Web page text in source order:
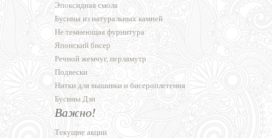
Эпоксидная смола
Бусины из натуральных камней
Не темнеющая фурнитура
Японский бисер
Речной жемчуг, перламутр
Подвески
Нитки для вышивки и бисероплетения
Бусины Дзи
Важно!
Текущие акции